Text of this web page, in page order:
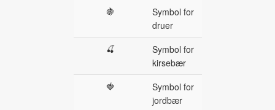
🍇
Symbol for
druer
🍒
Symbol for
kirsebær
🍓
Symbol for
jordbær